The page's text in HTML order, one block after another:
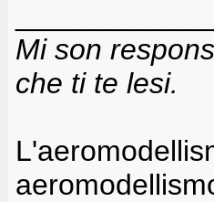
Mi son
che ti te lesi.